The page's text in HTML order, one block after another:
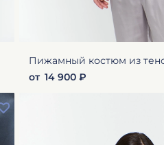
Пижамный костюм из
от 14 900 ₽